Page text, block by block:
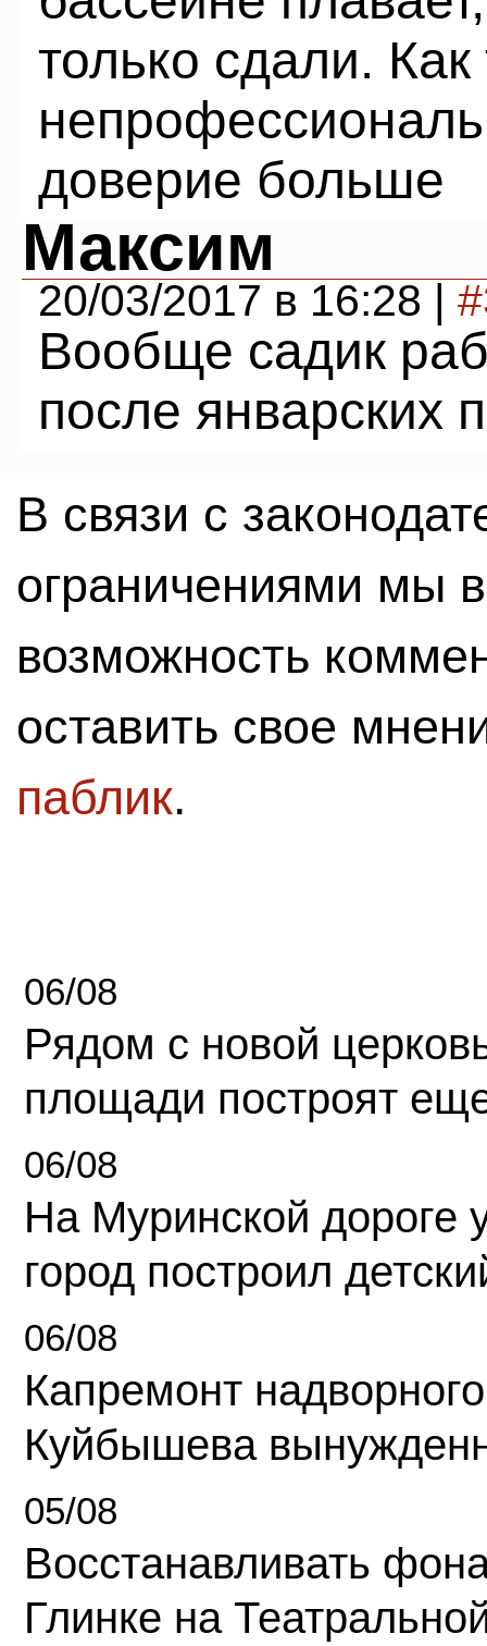
только сдали. Как
доверие больше
Максим
20/03/2017 в 16:28 |
Вообще садик
после январских
В связи с
ограничениями мы
возможность
оставить свое
паблик.
06/08
Рядом с новой
площади построят
06/08
На Муринской дороге
город построил
06/08
Капремонт
Куйбышева
05/08
Восстанавливать
Глинке на